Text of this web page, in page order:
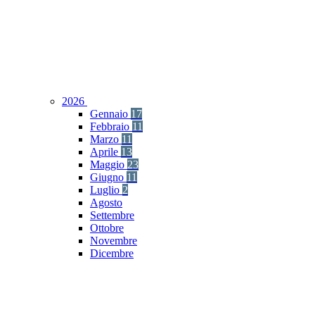
2026
Gennaio 17
Febbraio 11
Marzo 11
Aprile 13
Maggio 23
Giugno 11
Luglio 2
Agosto
Settembre
Ottobre
Novembre
Dicembre